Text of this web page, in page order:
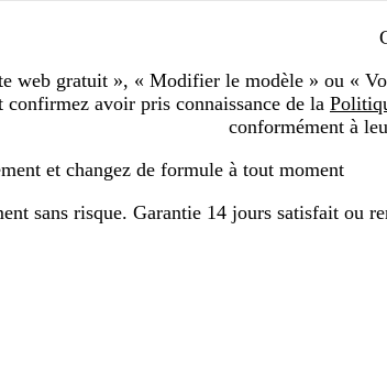
web gratuit », « Modifier le modèle » ou «
confirmez avoir pris connaissance de la
conformément à
et changez de formule à tout moment
sans risque. Garantie 14 jours satisfait ou